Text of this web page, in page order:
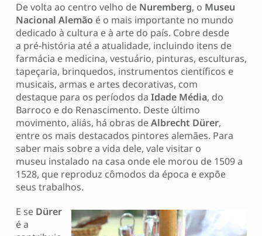
De volta ao centro velho de Nuremberg, o Museu
Nacional Alemão é o mais importante no mundo
dedicado à cultura e à arte do país. Cobre desde
a pré-história até a atualidade, incluindo itens de
farmácia e medicina, vestuário, pinturas, esculturas,
tapeçaria, brinquedos, instrumentos científicos e
musicais, armas e artes decorativas, com
destaque para os períodos da Idade Média, do
Barroco e do Renascimento. Deste último
movimento, aliás, há obras deAlbrecht Dürer,
entre os mais destacados pintores alemães. Para
saber mais sobre a vida dele, vale visitar o
museu instalado na casa onde ele morou de 1509 a
1528, que reproduz cômodos da época e expõe
seus trabalhos.
E se Dürer
é a